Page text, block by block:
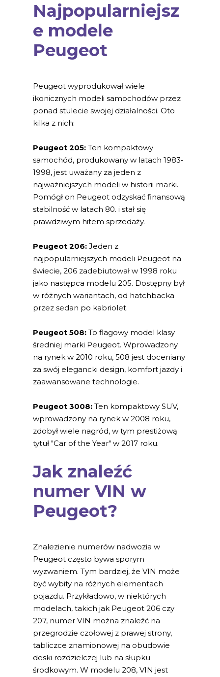
Najpopularniejsz
e modele
Peugeot
Peugeot wyprodukował wiele
ikonicznych modeli samochodów przez
ponad stulecie swojej działalności. Oto
kilka z nich:
Peugeot 205: Ten kompaktowy
samochód, produkowany w latach 1983-
1998, jest uważany za jeden z
najważniejszych modeli w historii marki.
Pomógł on Peugeot odzyskać finansową
stabilność w latach 80. i stał się
prawdziwym hitem sprzedaży.
Peugeot 206: Jeden z
najpopularniejszych modeli Peugeot na
świecie, 206 zadebiutował w 1998 roku
jako następca modelu 205. Dostępny był
w różnych wariantach, od hatchbacka
przez sedan po kabriolet.
Peugeot 508: To flagowy model klasy
średniej marki Peugeot. Wprowadzony
na rynek w 2010 roku, 508 jest doceniany
za swój elegancki design, komfort jazdy i
zaawansowane technologie.
Peugeot 3008: Ten kompaktowy SUV,
wprowadzony na rynek w 2008 roku,
zdobył wiele nagród, w tym prestiżową
tytuł "Car of the Year" w 2017 roku.
Jak znaleźć
numer VIN w
Peugeot?
Znalezienie numerów nadwozia w
Peugeot często bywa sporym
wyzwaniem. Tym bardziej, że VIN może
być wybity na różnych elementach
pojazdu. Przykładowo, w niektórych
modelach, takich jak Peugeot 206 czy
207, numer VIN można znaleźć na
przegrodzie czołowej z prawej strony,
tabliczce znamionowej na obudowie
deski rozdzielczej lub na słupku
środkowym. W modelu 208, VIN jest